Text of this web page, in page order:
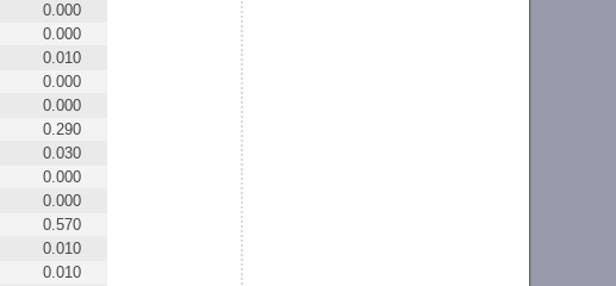
0.000
0.000
0.010
0.000
0.000
0.290
0.030
0.000
0.000
0.570
0.010
0.010